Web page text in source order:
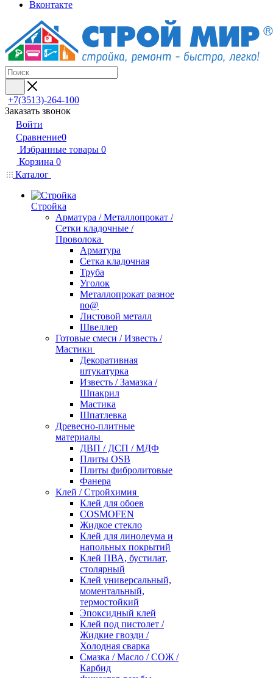
Вконтакте
+7(3513)-264-100
Заказать звонок
Войти
Сравнение0
Избранные товары 0
Корзина 0
Каталог
Стройка
Арматура / Металлопрокат /
Сетки кладочные /
Проволока
Арматура
Сетка кладочная
Труба
Уголок
Металлопрокат разное
no@
Листовой металл
Швеллер
Готовые смеси / Известь /
Мастики
Декоративная
штукатурка
Известь / Замазка /
Шпакрил
Мастика
Шпатлевка
Древесно-плитные
материалы
ДВП / ДСП / МДФ
Плиты OSB
Плиты фибролитовые
Фанера
Клей / Стройхимия
Клей для обоев
COSMOFEN
Жидкое стекло
Клей для линолеума и
напольных покрытий
Клей ПВА, бустилат,
столярный
Клей универсальный,
моментальный,
термостойкий
Эпоксидный клей
Клей под пистолет /
Жидкие гвозди /
Холодная сварка
Смазка / Масло / СОЖ /
Карбид